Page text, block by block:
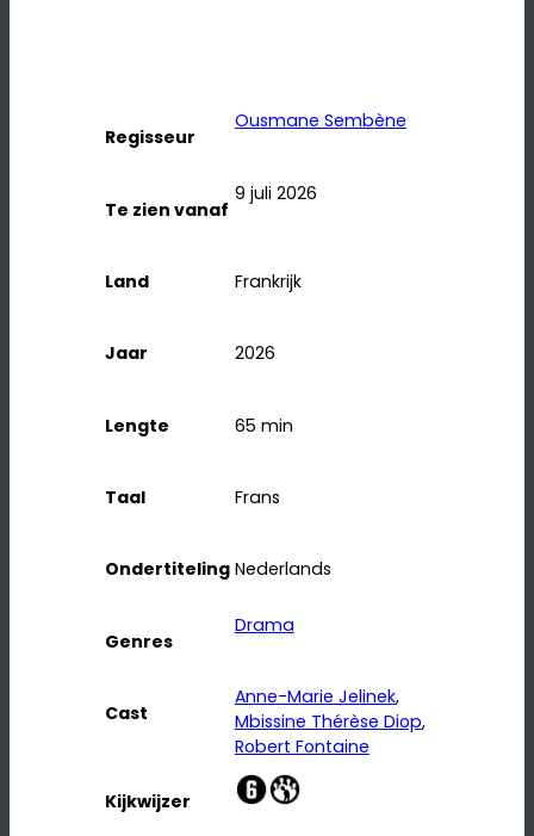
Regisseur
Ousmane Sembène
Te zien vanaf
9 juli 2026
Land Frankrijk
Jaar 2026
Lengte 65 min
Taal Frans
Ondertiteling Nederlands
Genres
Drama
Cast
Anne-Marie Jelinek,
Mbissine Thérèse Diop,
Robert Fontaine
Kijkwijzer